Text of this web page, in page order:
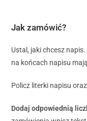
Jak zamówić?
Ustal, jaki chcesz
na końcach napisu
Policz literki napisu
Dodaj odpowiednią